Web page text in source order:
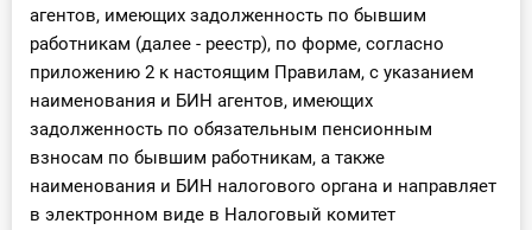
агентов, имеющих задолженность по бывшим
работникам (далее - реестр), по форме, согласно
приложению 2 к настоящим Правилам, с указанием
наименования и БИН агентов, имеющих
задолженность по обязательным пенсионным
взносам по бывшим работникам, а также
наименования и БИН налогового органа и направляет
в электронном виде в Налоговый комитет